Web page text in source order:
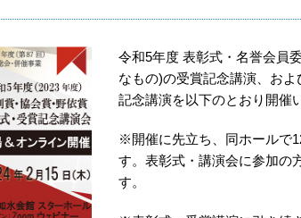
令和5年度 表彰式・名誉会員
なもの)の受賞記念講演、お
記念講演を以下のとおり開催
※開催に先立ち、同ホールで
す。表彰式・講演会に参加の
す。